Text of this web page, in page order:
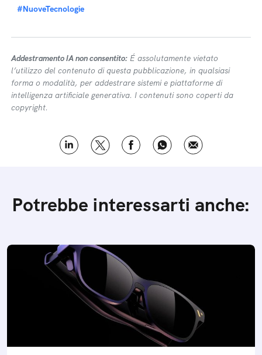
#NuoveTecnologie
Addestramento IA non consentito: É assolutamente vietato
l’utilizzo del contenuto di questa pubblicazione, in qualsiasi
forma o modalità, per addestrare sistemi e piattaforme di
intelligenza artificiale generativa. I contenuti sono coperti da
copyright.
Potrebbe interessarti anche: